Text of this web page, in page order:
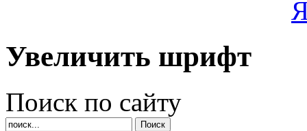
Увеличить шрифт
Поиск по сайту